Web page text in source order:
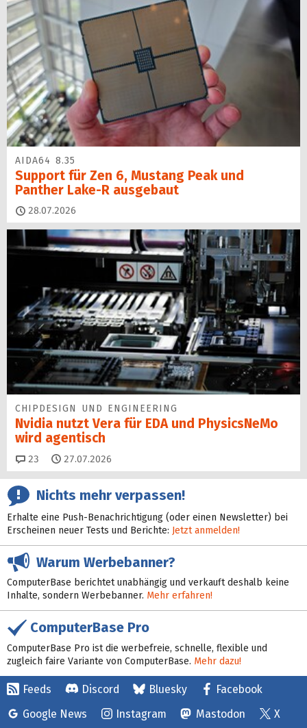
AIDA64 8.35
Support für Zen 6, Mustang Peak und
Panther Lake-R ausgebaut
28.07.2026
CHIPDESIGN UND ENGINEERING
Nvidia nutzt Vera für EDA und PhysicsNeMo
wird agentisch
23 Kommentare
27.07.2026
Nichts mehr verpassen!
Erhalte eine Push-Benachrichtigung (oder einen Newsletter) bei
Erscheinen neuer Tests und Berichte: Jetzt anmelden!
Warum Werbebanner?
ComputerBase berichtet unabhängig und verkauft deshalb keine
Inhalte, sondern Werbebanner. Mehr erfahren!
ComputerBase Pro
ComputerBase Pro ist die werbefreie, schnelle, flexible und
zugleich faire Variante von ComputerBase. Mehr dazu!
Feeds Discord Bluesky
Facebook
Google News
Instagram Mastodon X